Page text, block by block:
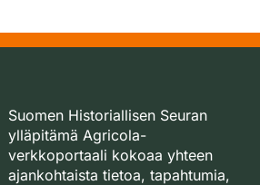
Suomen Historiallisen Seuran
ylläpitämä Agricola-
verkkoportaali kokoaa yhteen
ajankohtaista tietoa, tapahtumia,